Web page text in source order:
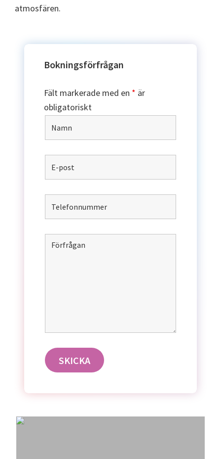
atmosfären.
Bokningsförfrågan
Fält markerade med en * är
obligatoriskt